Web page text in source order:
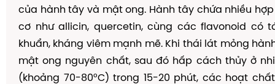
của hành tây và mật ong. Hành tây chứa nhiều
cơ như allicin, quercetin, cùng các flavonoid có
khuẩn, kháng viêm mạnh mẽ. Khi thái lát mỏng
mật ong nguyên chất, sau đó hấp cách thủy ở
(khoảng 70-80°C) trong 15-20 phút, các hoạt